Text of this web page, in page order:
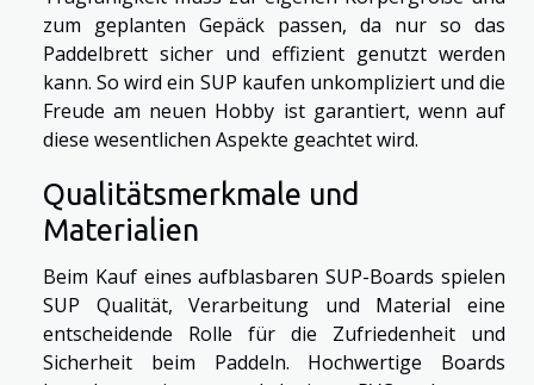
zum geplanten Gepäck passen, da nur so das
Paddelbrett sicher und effizient genutzt werden
kann. So wird ein SUP kaufen unkompliziert und die
Freude am neuen Hobby ist garantiert, wenn auf
diese wesentlichen Aspekte geachtet wird.
Qualitätsmerkmale und
Materialien
Beim Kauf eines aufblasbaren SUP-Boards spielen
SUP Qualität, Verarbeitung und Material eine
entscheidende Rolle für die Zufriedenheit und
Sicherheit beim Paddeln. Hochwertige Boards